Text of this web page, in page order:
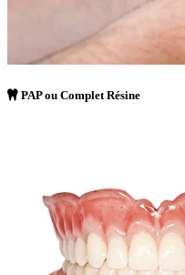
PAP ou Complet Résine